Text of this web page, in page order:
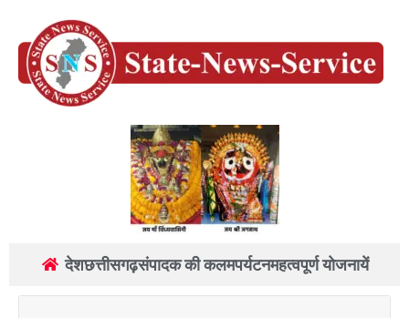
देशछत्तीसगढ़संपादक की कलमपर्यटनमहत्वपूर्ण योजनायें